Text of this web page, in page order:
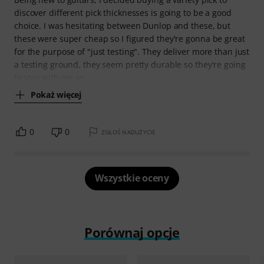
discover different pick thicknesses is going to be a good
choice. I was hesitating between Dunlop and these, but
these were super cheap so I figured they're gonna be great
for the purpose of "just testing". They deliver more than just
a testing ground, they seem pretty durable so they're going
Pokaż więcej
0 0 ZGŁOŚ NADUŻYCIE
Wszystkie oceny
Porównaj opcje